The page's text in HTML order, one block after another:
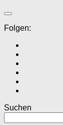
Folgen:
Suchen